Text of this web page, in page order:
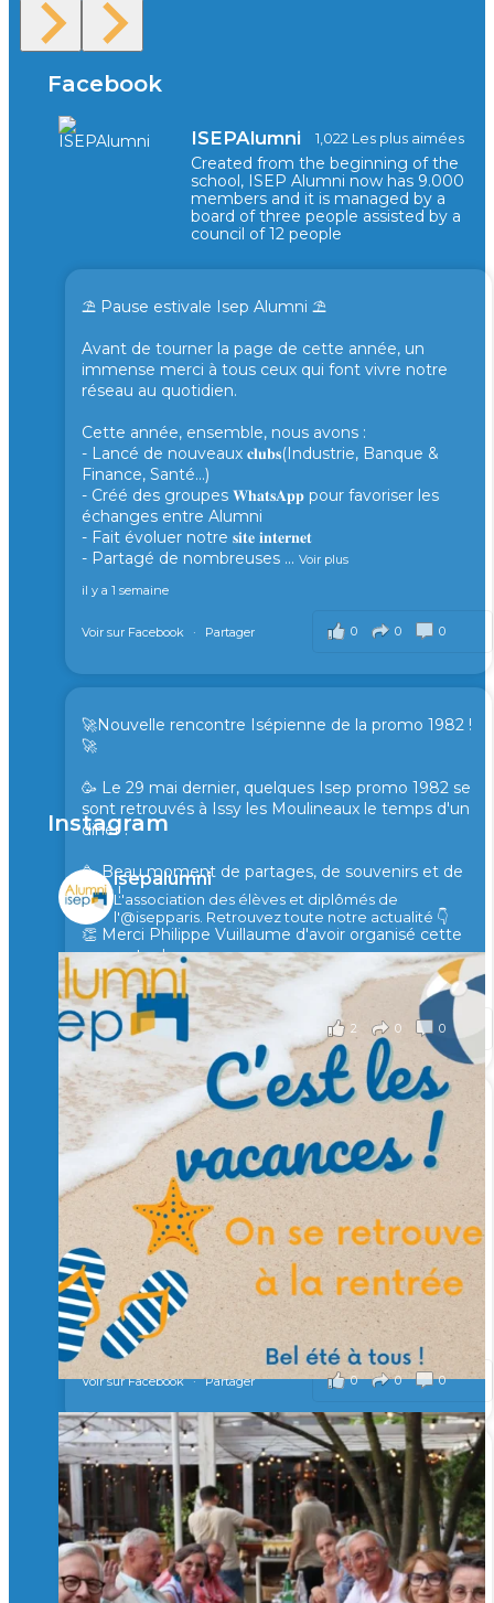
Facebook
ISEPAlumni 1,022 Les plus aimées
Created from the beginning of the
school, ISEP Alumni now has 9.000
members and it is managed by a
board of three people assisted by a
council of 12 people
⛱️ Pause estivale Isep Alumni ⛱️
Avant de tourner la page de cette année, un
immense merci à tous ceux qui font vivre notre
réseau au quotidien.
Cette année, ensemble, nous avons :
- Lancé de nouveaux 𝐜𝐥𝐮𝐛𝐬(Industrie, Banque &
Finance, Santé...)
- Créé des groupes 𝐖𝐡𝐚𝐭𝐬𝐀𝐩𝐩 pour favoriser les
échanges entre Alumni
- Fait évoluer notre 𝐬𝐢𝐭𝐞 𝐢𝐧𝐭𝐞𝐫𝐧𝐞𝐭
- Partagé de nombreuses ... Voir plus
il y a 1 semaine
0 0 0
Voir sur Facebook · Partager
🚀Nouvelle rencontre Isépienne de la promo 1982 !
🚀
🥳 Le 29 mai dernier, quelques Isep promo 1982 se
sont retrouvés à Issy les Moulineaux le temps d'un
diner !
🥳 Beau moment de partages, de souvenirs et de
rires !
👏 Merci Philippe Vuillaume d'avoir organisé cette
rencontre !
il y a 2 mois
2 0 0
Voir sur Facebook · Partager
🙏 Soutenez l’Isep via la taxe d’apprentissage 2026
et contribuons ensemble à former les générations
d’ingénieurs de demain. 🙏
Merci à tous !
🎯 Taxe d’apprentissage 2026 : avec l'Isep, investissez pour
un numérique au service de l'humain !
À l’Isep, nous formons des ingénieurs, des bachelors, des
Mastères Spécialisés, qui allient excellence technologique et
valeurs humaines, au cœur de notre pro
...Voir plus
il y a 2 mois
0 0 0
Voir sur Facebook · Partager
🚀Afterwork à Genève 🚀
🥳 Le 22 avril dernier, 14 Alumni vivant / travaillant
en Suisse ont partagé un moment convivial de
retrouvailles et d'échanges !
Merci à tous pour votre présence et à Alexandre
Instagram
isepalumni
L'association des élèves et diplômés de
l'@isepparis. Retrouvez toute notre actualité 👇